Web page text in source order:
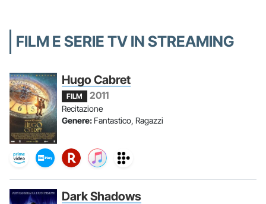
FILM E SERIE TV IN STREAMING
Hugo Cabret
FILM 2011
Recitazione
Genere: Fantastico, Ragazzi
Dark Shadows